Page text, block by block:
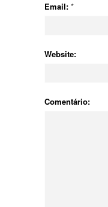
Email: *
Website:
Comentário: